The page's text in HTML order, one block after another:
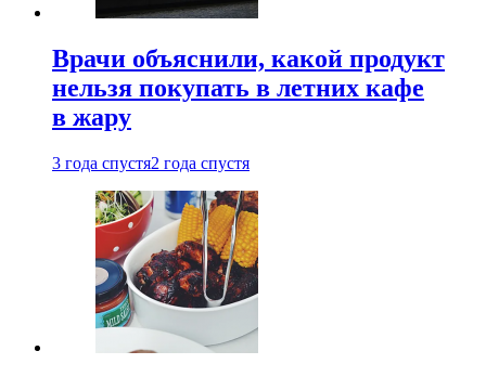
Врачи объяснили, какой продукт
нельзя покупать в летних кафе
в жару
3 года спустя2 года спустя